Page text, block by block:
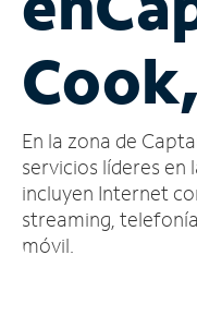
cuenta
Encuentra
tienda
En la zona de
servicios líderes en
incluyen Internet
streaming,
móvil.